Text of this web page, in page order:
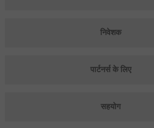
निवेशक
पार्टनर्स के लिए
सहयोग